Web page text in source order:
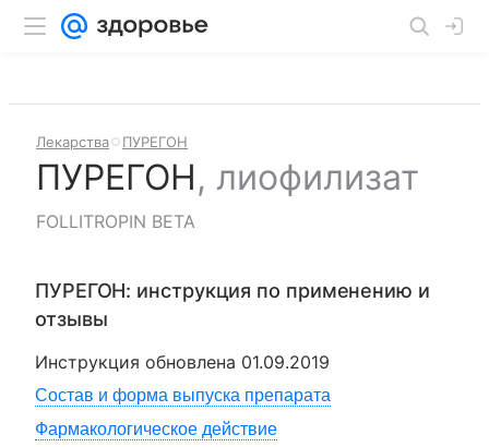
Лекарства ПУРЕГОН
ПУРЕГОН, лиофилизат
FOLLITROPIN BETA
ПУРЕГОН: инструкция по применению и
отзывы
Инструкция обновлена 01.09.2019
Состав и форма выпуска препарата
Фармакологическое действие